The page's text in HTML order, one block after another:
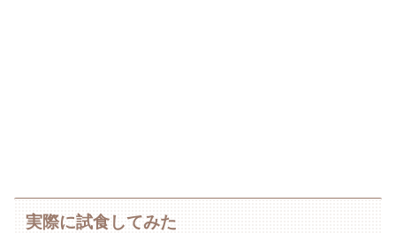
実際に試食してみた